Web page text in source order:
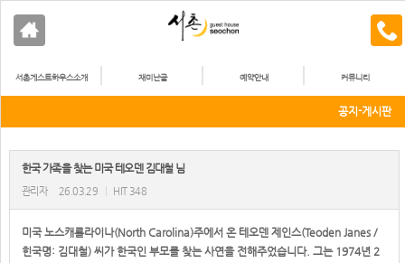
서촌게스트하우스소개 재미난골 예약안내 커뮤니티
공지-게시판
한국 가족을 찾는 미국 테오덴 김대철 님
관리자 26.03.29 HIT 348
미국 노스캐롤라이나(North Carolina)주에서 온 테오덴 제인스(Teoden Janes /
힌국명: 김대철) 씨가 한국인 부모를 찾는 사연을 전해주었습니다. 그는 1974년 2